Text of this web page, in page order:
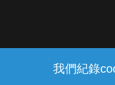
我們紀錄